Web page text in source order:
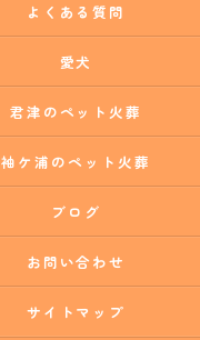
よくある質問
愛犬
君津のペット火葬
袖ケ浦のペット火葬
ブログ
お問い合わせ
サイトマップ